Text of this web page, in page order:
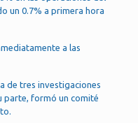
un 0.7% a primera hora
a las
de tres investigaciones
parte, formó un comité